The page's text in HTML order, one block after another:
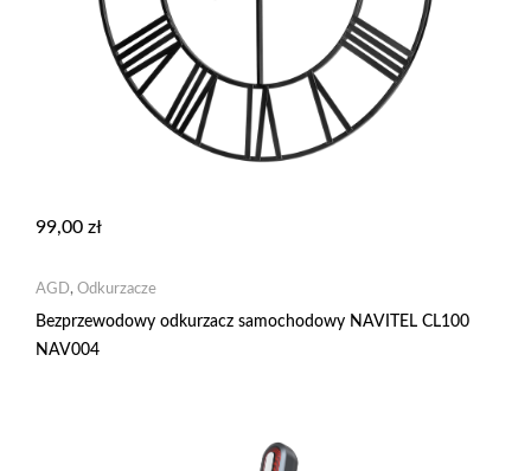
99,00 zł
AGD, Odkurzacze
Bezprzewodowy odkurzacz samochodowy NAVITEL CL100
NAV004